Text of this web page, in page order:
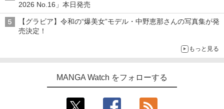
2026 No.16」本日発売
【グラビア】令和の“爆美女”モデル・中野恵那さんの写真集が発
売決定！
もっと見る
MANGA Watch をフォローする